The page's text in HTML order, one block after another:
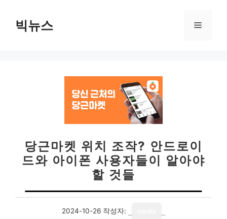
빅뉴스 메
당근마켓 위치 조작? 안드로이
드와 아이폰 사용자들이 알아야
할 것들
2024-10-26 작성자: